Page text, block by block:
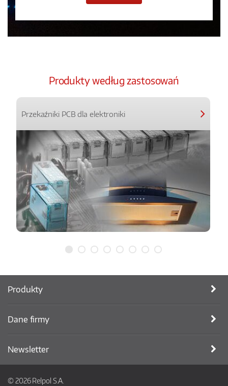
Produkty według zastosowań
Przekaźniki PCB dla elektroniki
Produkty
Dane firmy
Newsletter
© 2026 Relpol S.A.